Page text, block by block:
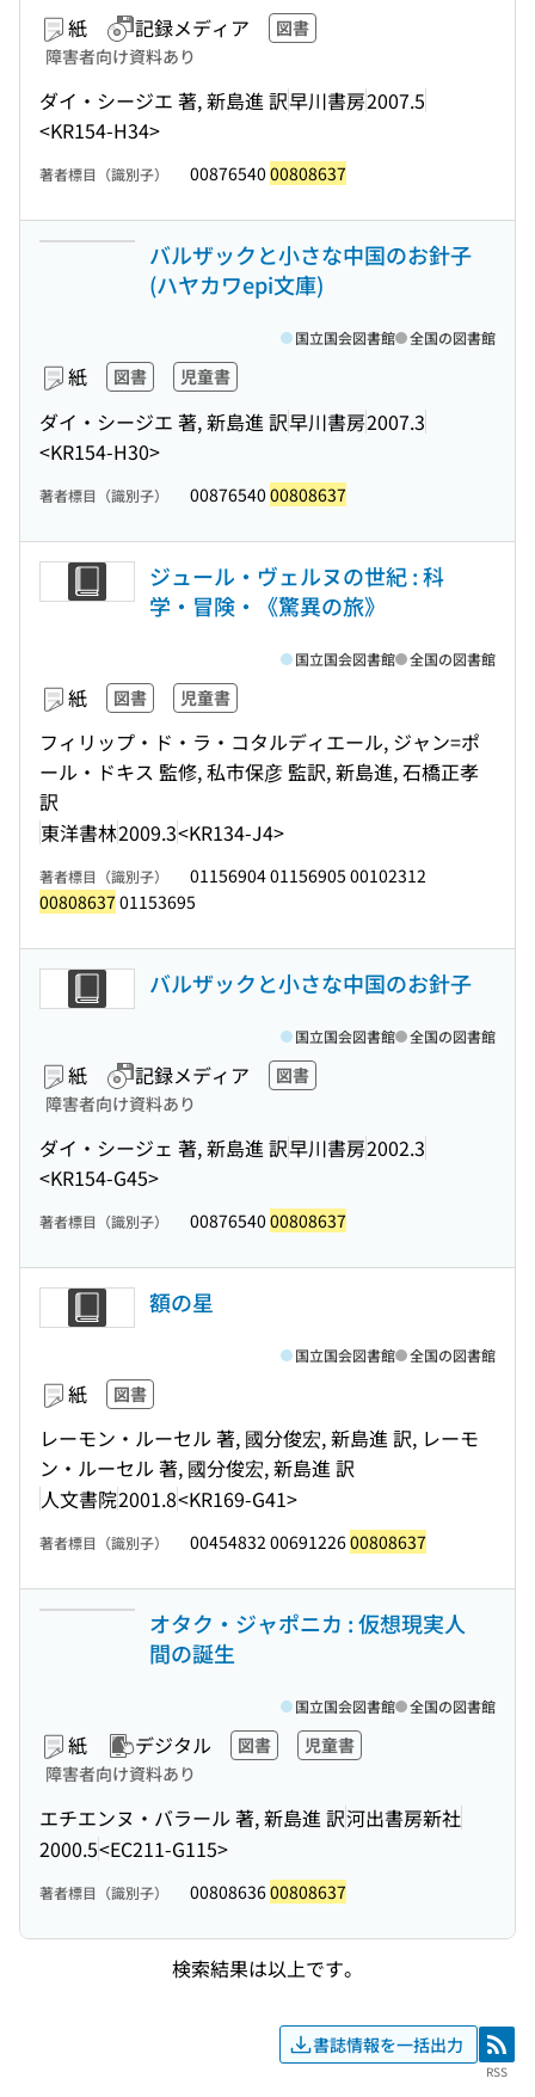
紙 記録メディア
図書
障害者向け資料あり
ダイ・シージエ 著, 新島進 訳早川書房2007.5
<KR154-H34>
著者標目（識別子） 00876540 00808637
バルザックと小さな中国のお針子
(ハヤカワepi文庫)
紙 図書 児童書
ダイ・シージエ 著, 新島進 訳早川書房2007.3
<KR154-H30>
国立国会図書館 全国の図書館
著者標目（識別子） 00876540 00808637
ジュール・ヴェルヌの世紀 : 科
学・冒険・《驚異の旅》
紙 図書 児童書
フィリップ・ド・ラ・コタルディエール, ジャン=ポ
ール・ドキス 監修, 私市保彦 監訳, 新島進, 石橋正孝
訳
東洋書林2009.3<KR134-J4>
国立国会図書館 全国の図書館
著者標目（識別子）
01156904 01156905 00102312
00808637 01153695
バルザックと小さな中国のお針子
紙 記録メディア
図書
障害者向け資料あり
ダイ・シージェ 著, 新島進 訳早川書房2002.3
<KR154-G45>
国立国会図書館 全国の図書館
著者標目（識別子） 00876540 00808637
額の星
紙 図書
レーモン・ルーセル 著, 國分俊宏, 新島進 訳, レーモ
ン・ルーセル 著, 國分俊宏, 新島進 訳
人文書院2001.8<KR169-G41>
国立国会図書館 全国の図書館
著者標目（識別子） 00454832 0069122600808637
オタク・ジャポニカ : 仮想現実人
間の誕生
紙 デジタル 図書
児童書
障害者向け資料あり
エチエンヌ・バラール 著, 新島進 訳河出書房新社
2000.5<EC211-G115>
国立国会図書館 全国の図書館
著者標目（識別子） 0080863600808637
検索結果は以上です。
書誌情報を一括出力 RSS
RSS